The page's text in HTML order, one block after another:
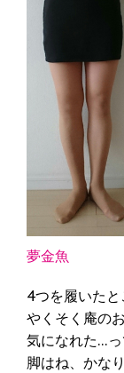
夢金魚
4つを履いたと
やくそく庵の
気になれた…
脚はね、かな